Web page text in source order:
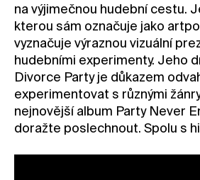
na výjimečnou hudební cestu.
kterou sám označuje jako
vyznačuje výraznou vizuální
hudebními experimenty. Jeho
Divorce Party je důkazem
experimentovat s různými
nejnovější album Party Never
doražte poslechnout. Spolu s